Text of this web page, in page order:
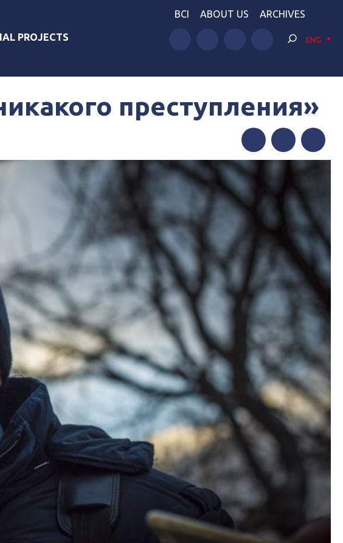
PROJECTS
BCI ABOUT US ARCHIVES
ENG
преступления»
Facebook